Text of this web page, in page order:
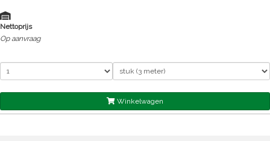
Nettoprijs
Op aanvraag
Winkelwagen